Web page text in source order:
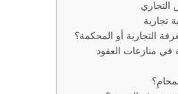
التجاري
تجارية
التجارية أو المحكمة؟
في منازعات العقود